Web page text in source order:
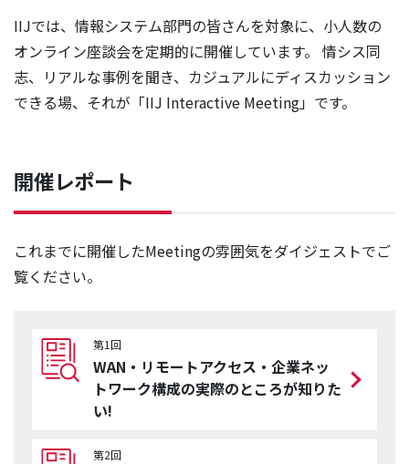
IIJでは、情報システム部門の皆さんを対象に、小人数の
オンライン座談会を定期的に開催しています。 情シス同
志、リアルな事例を聞き、カジュアルにディスカッション
できる場、それが「IIJ Interactive Meeting」です。
開催レポート
これまでに開催したMeetingの雰囲気をダイジェストでご
覧ください。
第1回
WAN・リモートアクセス・企業ネッ
トワーク構成の実際のところが知りた
い!
第2回